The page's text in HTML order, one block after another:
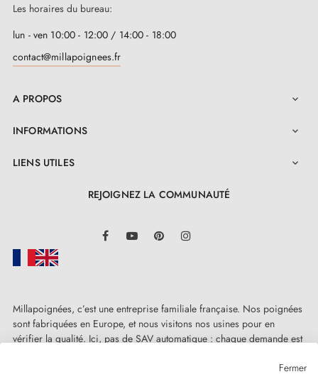
Les horaires du bureau:
lun - ven 10:00 - 12:00 / 14:00 - 18:00
contact@millapoignees.fr
A PROPOS 
INFORMATIONS 
LIENS UTILES 
REJOIGNEZ LA COMMUNAUTÉ
FacebookYouTube Pinterest
Millapoignées, c’est une entreprise familiale française. Nos poignées
sont fabriquées en Europe, et nous visitons nos usines pour en
vérifier la qualité. Ici, pas de SAV automatique : chaque demande est
Fermer